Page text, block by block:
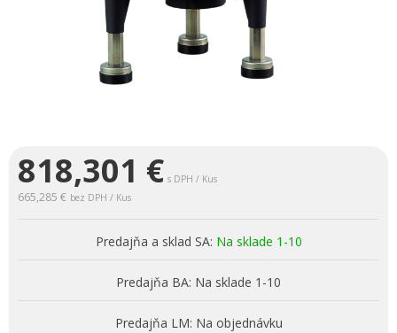
818,301 € s DPH / Kus
665,285 € bez DPH / Kus
Predajňa a sklad SA: Na sklade 1-10
Predajňa BA: Na sklade 1-10
Predajňa LM: Na objednávku